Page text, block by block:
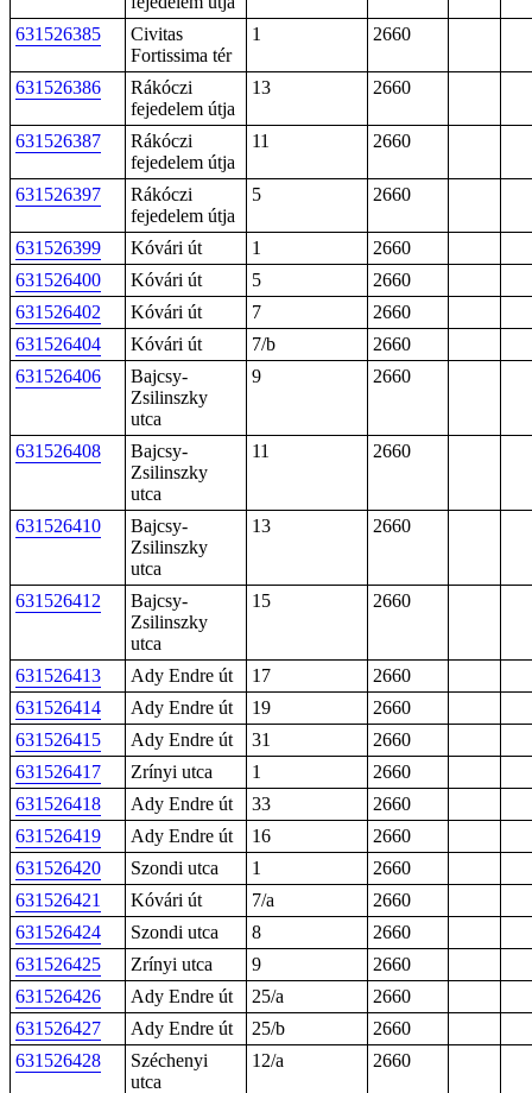
631526385
Civitas
Fortissima tér
1 2660
631526386
Rákóczi
fejedelem útja
13 2660
631526387
Rákóczi
fejedelem útja
11 2660
631526397
Rákóczi
fejedelem útja
5 2660
631526399 Kóvári út 1
2660
631526400
Kóvári út 5
2660
631526402
Kóvári út 7
2660
631526404
Kóvári út 7/b
2660
631526406
Bajcsy-
Zsilinszky
utca
9 2660
631526408
Bajcsy-
Zsilinszky
utca
11 2660
631526410
Bajcsy-
Zsilinszky
utca
13 2660
631526412
Bajcsy-
Zsilinszky
utca
15 2660
631526413 Ady Endre út 17
2660
631526414
Ady Endre út 19
2660
631526415
Ady Endre út 31
2660
631526417
Zrínyi utca 1
2660
631526418
Ady Endre út 33
2660
631526419
Ady Endre út 16
2660
631526420
Szondi utca 1
2660
631526421
Kóvári út 7/a
2660
631526424
Szondi utca 8
2660
631526425
Zrínyi utca 9
2660
631526426
Ady Endre út 25/a
2660
631526427
Ady Endre út 25/b
2660
631526428
Széchenyi
utca
12/a 2660